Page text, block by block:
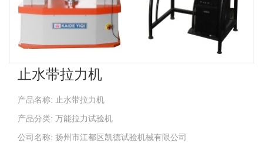
止水带拉力机
产品名称: 止水带拉力机
产品分类: 万能拉力试验机
公司名称: 扬州市江都区凯德试验机械有限公司